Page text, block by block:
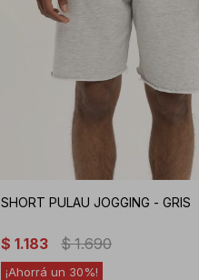
SHORT PULAU JOGGING - GRIS
$ 1.183 $ 1.690
30